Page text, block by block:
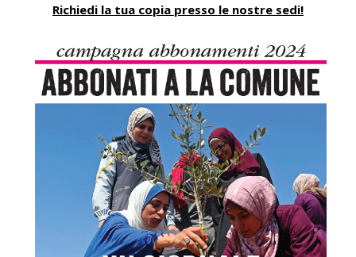
Richiedi la tua copia presso le nostre sedi!